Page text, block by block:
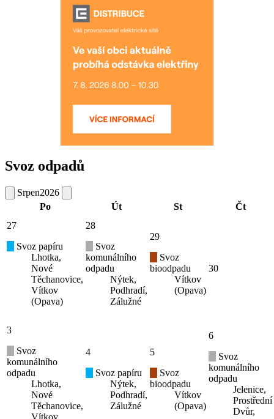
Svoz odpadů
Srpen2026
Po
Út St
Čt
27
Svoz papíru
Lhotka,
Nové
Těchanovice,
Vítkov
(Opava)
28
Svoz
komunálního
odpadu
Nýtek,
Podhradí,
Zálužné
29
Svoz
bioodpadu
Vítkov
(Opava)
30
3
Svoz
komunálního
odpadu
Lhotka,
Nové
Těchanovice,
4
Svoz papíru
Nýtek,
Podhradí,
Zálužné
5
Svoz
bioodpadu
Vítkov
(Opava)
6
Svoz
komunálního
odpadu
Jelenice,
Prostřední
Dvůr,